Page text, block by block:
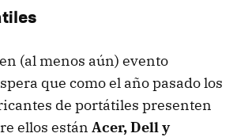
(al menos aún) evento
que como el año pasado los
de portátiles presenten
ellos están Acer, Dell y